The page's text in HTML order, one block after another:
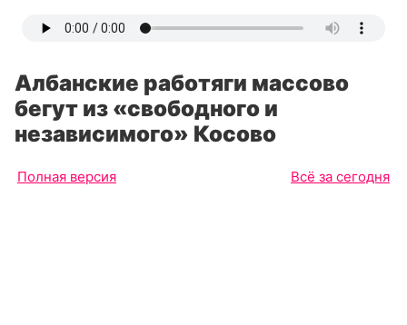
Албанские работяги массово
бегут из «свободного и
независимого» Косово
Полная версия Всё за сегодня